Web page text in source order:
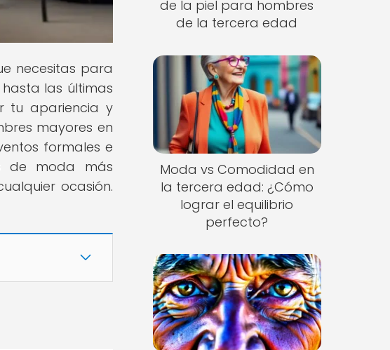
necesitas para
las últimas
tu apariencia y
mayores en
formales e
de moda más
ocasión.
de la piel para hombres
de la tercera edad
Moda vs Comodidad en
la tercera edad: ¿Cómo
lograr el equilibrio
perfecto?